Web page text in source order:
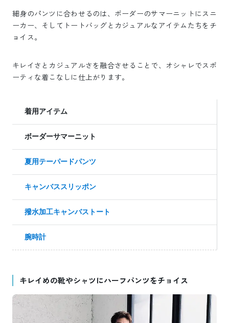
細身のパンツに合わせるのは、ボーダーのサマーニットにスニ
ーカー、そしてトートバッグとカジュアルなアイテムたちをチ
ョイス。
キレイさとカジュアルさを融合させることで、オシャレでスポ
ーティな着こなしに仕上がります。
着用アイテム
ボーダーサマーニット
夏用テーパードパンツ
キャンバススリッポン
撥水加工キャンバストート
腕時計
キレイめの靴やシャツにハーフパンツをチョイス